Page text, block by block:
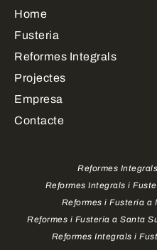
Home
Fusteria
Reformes Integrals
Projectes
Empresa
Contacte
Reformes
Reformes Integrals i
Reformes i Fusteria a
Reformes i Fusteria a Santa
Reformes Integrals i